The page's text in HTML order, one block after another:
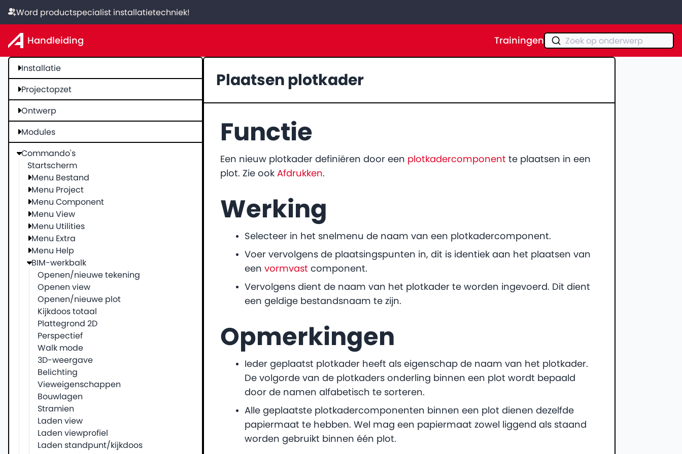
Word productspecialist installatietechniek!
Handleiding Trainingen Zoek op onderwerp
Installatie
Projectopzet
Ontwerp
Modules
Commando's
Startscherm
Menu Bestand
Menu Project
Menu Component
Menu View
Menu Utilities
Menu Extra
Menu Help
BIM-werkbalk
Openen/nieuwe tekening
Openen view
Openen/nieuwe plot
Kijkdoos totaal
Plattegrond 2D
Perspectief
Walk mode
3D-weergave
Belichting
Vieweigenschappen
Bouwlagen
Stramien
Laden view
Laden viewprofiel
Laden standpunt/kijkdoos
Plaatsen plotkader
Functie
Een nieuw plotkader definiëren door een plotkadercomponent te plaatsen in een
plot. Zie ook Afdrukken.
Werking
Selecteer in het snelmenu de naam van een plotkadercomponent.
Voer vervolgens de plaatsingspunten in, dit is identiek aan het plaatsen van
een vormvast component.
Vervolgens dient de naam van het plotkader te worden ingevoerd. Dit dient
een geldige bestandsnaam te zijn.
Opmerkingen
Ieder geplaatst plotkader heeft als eigenschap de naam van het plotkader.
De volgorde van de plotkaders onderling binnen een plot wordt bepaald
door de namen alfabetisch te sorteren.
Alle geplaatste plotkadercomponenten binnen een plot dienen dezelfde
papiermaat te hebben. Wel mag een papiermaat zowel liggend als staand
worden gebruikt binnen één plot.